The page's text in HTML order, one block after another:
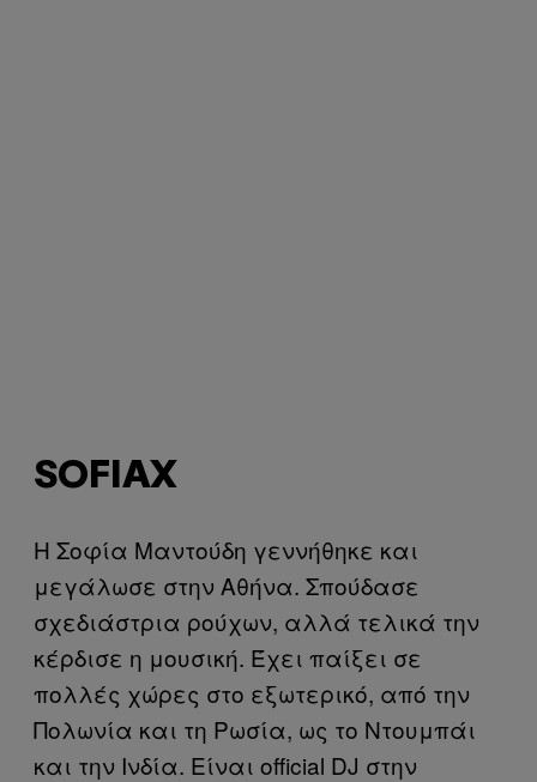
SOFIAX
Η Σοφία Μαντούδη γεννήθηκε και
μεγάλωσε στην Αθήνα. Σπούδασε
σχεδιάστρια ρούχων, αλλά τελικά την
κέρδισε η μουσική. Έχει παίξει σε
πολλές χώρες στο εξωτερικό, από την
Πολωνία και τη Ρωσία, ως το Ντουμπάι
και την Ινδία. Είναι official DJ στην